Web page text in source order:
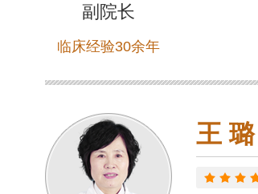
副院长
临床经验30余年
王 璐